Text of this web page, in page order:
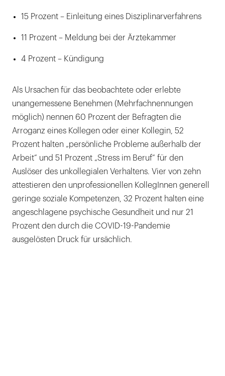
15 Prozent – Einleitung eines Disziplinarverfahrens
11 Prozent – Meldung bei der Ärztekammer
4 Prozent – Kündigung
Als Ursachen für das beobachtete oder erlebte
unangemessene Benehmen (Mehrfachnennungen
möglich) nennen 60 Prozent der Befragten die
Arroganz eines Kollegen oder einer Kollegin, 52
Prozent halten „persönliche Probleme außerhalb der
Arbeit“ und 51 Prozent „Stress im Beruf“ für den
Auslöser des unkollegialen Verhaltens. Vier von zehn
attestieren den unprofessionellen KollegInnen generell
geringe soziale Kompetenzen, 32 Prozent halten eine
angeschlagene psychische Gesundheit und nur 21
Prozent den durch die COVID-19-Pandemie
ausgelösten Druck für ursächlich.